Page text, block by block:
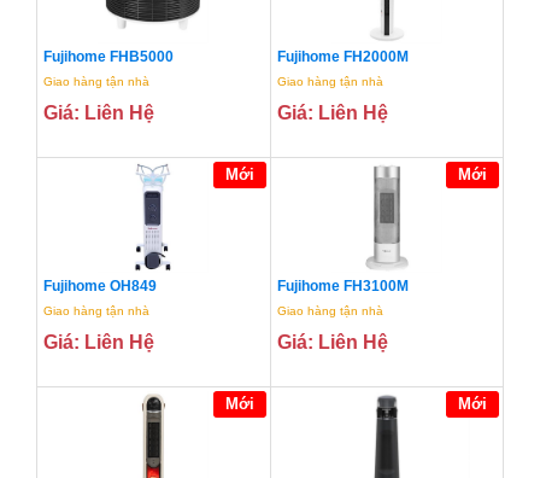
Fujihome FHB5000
Giao hàng tận nhà
Giá: Liên Hệ
Fujihome FH2000M
Giao hàng tận nhà
Giá: Liên Hệ
Mới
Fujihome OH849
Giao hàng tận nhà
Giá: Liên Hệ
Mới
Fujihome FH3100M
Giao hàng tận nhà
Giá: Liên Hệ
Mới Mới